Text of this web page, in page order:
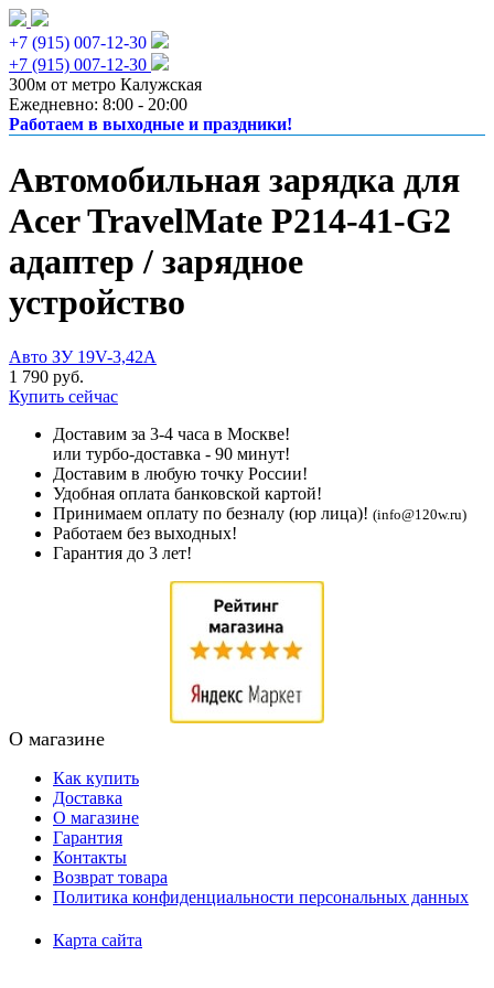
+7 (915) 007-12-30
+7 (915) 007-12-30
300м от метро Калужская
Ежедневно: 8:00 - 20:00
Работаем в выходные и праздники!
Автомобильная зарядка для
Acer TravelMate P214-41-G2
адаптер / зарядное
устройство
Авто ЗУ 19V-3,42A
1 790 руб.
Купить сейчас
Доставим за 3-4 часа в Москве!
или турбо-доставка - 90 минут!
Доставим в любую точку России!
Удобная оплата банковской картой!
Принимаем оплату по безналу (юр лица)! (info@120w.ru)
Работаем без выходных!
Гарантия до 3 лет!
О магазине
Как купить
Доставка
О магазине
Гарантия
Контакты
Возврат товара
Политика конфиденциальности персональных данных
Карта сайта